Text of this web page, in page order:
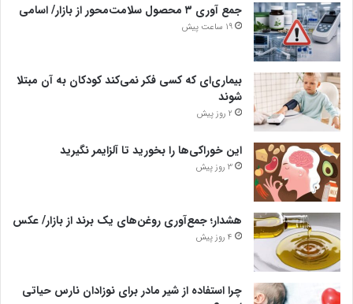
جمع آوری ۳ محصول سلامت‌محور از بازار/ اسامی
19 ساعت پیش
بیماری‌ای که کسی فکر نمی‌کند کودکان به آن مبتلا
شوند
2 روز پیش
این خوراکی‌ها را بخورید تا آلزایمر نگیرید
3 روز پیش
هشدار؛ جمع‌آوری روغن‌های یک برند از بازار/ عکس
4 روز پیش
چرا استفاده از شیر مادر برای نوزادان نارس حیاتی